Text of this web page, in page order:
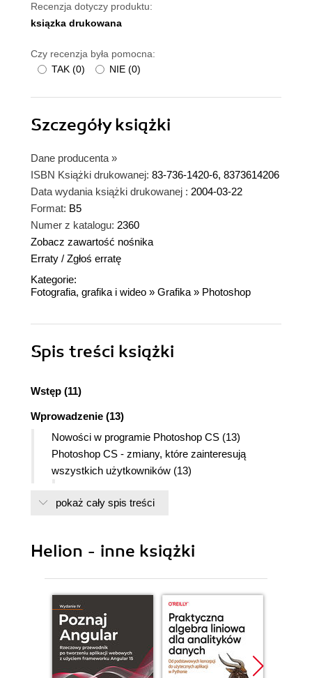
Recenzja dotyczy produktu:
ksiązka drukowana
Czy recenzja była pomocna:
TAK (0) NIE (0)
Szczegółyksiążki
Dane producenta »
ISBN Książki drukowanej: 83-736-1420-6, 8373614206
Data wydania książki drukowanej : 2004-03-22
Format: B5
Numer z katalogu: 2360
Zobacz zawartość nośnika
Erraty / Zgłoś erratę
Kategorie:
Fotografia, grafika i wideo » Grafika» Photoshop
Spis treści książki
Wstęp (11)
Wprowadzenie (13)
Nowości w programie Photoshop CS (13)
Photoshop CS - zmiany, które zainteresują
wszystkich użytkowników (13)
Skróty klawiaturowe (16)
Podziel się z innymi swoimi pracami -
(17)
Nadzór edycji historii obrazka (17)
Ułatwiony dostęp do nowej galerii filtrów (17)
Ciesz się rozszerzonymi skryptami (17)
Wspomaganie zarządzania kolorem (18)
pokaż cały spis treści
Helion - inne książki